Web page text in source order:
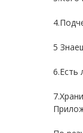
5
6.Есть